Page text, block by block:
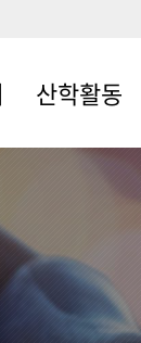
준
산학활동
대외활동